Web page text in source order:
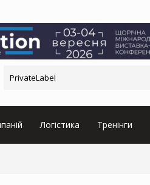
Логістика Тренінги